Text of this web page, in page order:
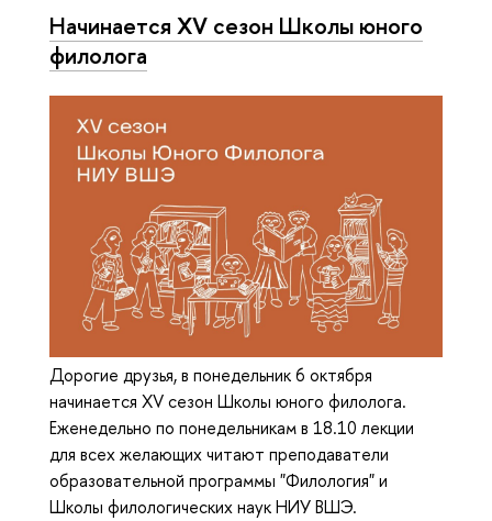
Начинается XV сезон Школы юного
филолога
Дорогие друзья, в понедельник 6 октября
начинается XV сезон Школы юного филолога.
Еженедельно по понедельникам в 18.10 лекции
для всех желающих читают преподаватели
образовательной программы "Филология" и
Школы филологических наук НИУ ВШЭ.